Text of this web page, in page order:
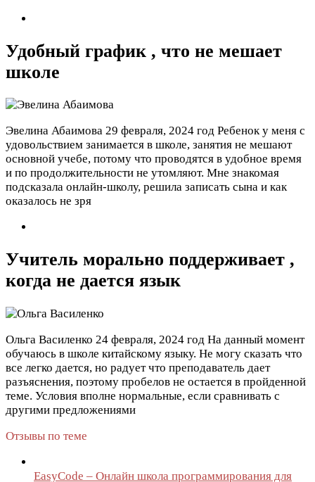
Удобный график , что не мешает
школе
Эвелина Абаимова 29 февраля, 2024 год Ребенок у меня с
удовольствием занимается в школе, занятия не мешают
основной учебе, потому что проводятся в удобное время
и по продолжительности не утомляют. Мне знакомая
подсказала онлайн-школу, решила записать сына и как
оказалось не зря
Учитель морально поддерживает ,
когда не дается язык
Ольга Василенко 24 февраля, 2024 год На данный момент
обучаюсь в школе китайскому языку. Не могу сказать что
все легко дается, но радует что преподаватель дает
разъяснения, поэтому пробелов не остается в пройденной
теме. Условия вполне нормальные, если сравнивать с
другими предложениями
Отзывы по теме
EasyCode – Онлайн школа программирования для